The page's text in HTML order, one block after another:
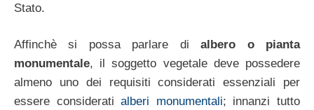
Stato.
Affinchè si possa parlare dialbero o pianta
monumentale, il soggetto vegetale deve possedere
almeno uno dei requisiti considerati essenziali per
essere consideratialberi monumentali; innanzi tutto